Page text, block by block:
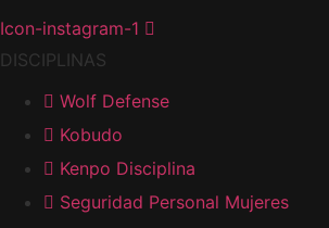
Icon-instagram-1
DISCIPLINAS
Wolf Defense
Kobudo
Kenpo Disciplina
Seguridad Personal Mujeres